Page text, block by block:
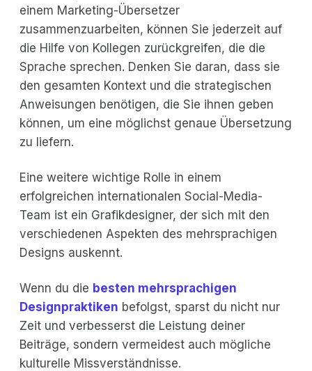
einem Marketing-Übersetzer
zusammenzuarbeiten, können Sie jederzeit auf
die Hilfe von Kollegen zurückgreifen, die die
Sprache sprechen. Denken Sie daran, dass sie
den gesamten Kontext und die strategischen
Anweisungen benötigen, die Sie ihnen geben
können, um eine möglichst genaue Übersetzung
zu liefern.
Eine weitere wichtige Rolle in einem
erfolgreichen internationalen Social-Media-
Team ist ein Grafikdesigner, der sich mit den
verschiedenen Aspekten des mehrsprachigen
Designs auskennt.
Wenn du die besten mehrsprachigen
Designpraktiken befolgst, sparst du nicht nur
Zeit und verbesserst die Leistung deiner
Beiträge, sondern vermeidest auch mögliche
kulturelle Missverständnisse.